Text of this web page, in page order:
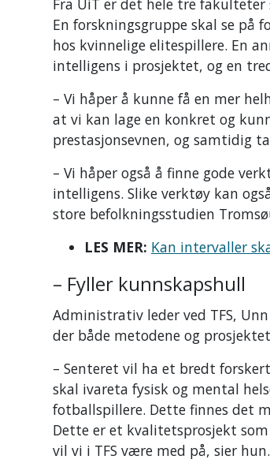
Fra UiT er det hele tre
En forskningsgruppe skal se på
hos kvinnelige elitespillere. En
intelligens i prosjektet, og en
– Vi håper å kunne få en mer
at vi kan lage en konkret og
prestasjonsevnen, og samtidig
– Vi håper også å finne gode
intelligens. Slike verktøy kan
store befolkningsstudien
LES MER: Kan intervaller
– Fyller kunnskapshull
Administrativ leder ved TFS,
der både metodene og
– Senteret vil ha et bredt
skal ivareta fysisk og mental
fotballspillere. Dette finnes det
Dette er et kvalitetsprosjekt
vil vi i TFS være med på, sier hun.